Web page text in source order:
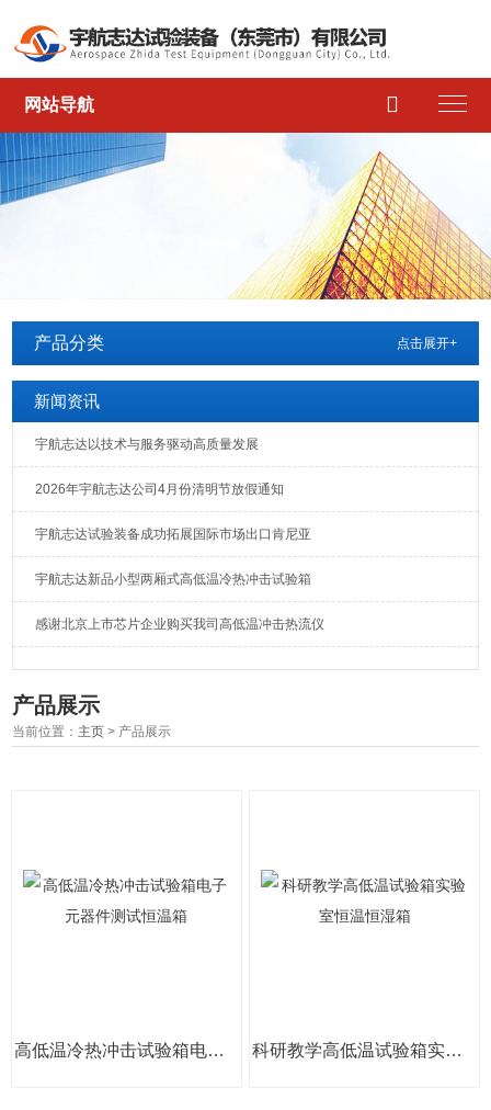
网站导航 
产品分类 点击展开+
新闻资讯
宇航志达以技术与服务驱动高质量发展
2026年宇航志达公司4月份清明节放假通知
宇航志达试验装备成功拓展国际市场出口肯尼亚
宇航志达新品小型两厢式高低温冷热冲击试验箱
感谢北京上市芯片企业购买我司高低温冲击热流仪
产品展示
当前位置： 主页 > 产品展示
高低温冷热冲击试验箱电子元器件测试恒温箱 科研教学高低温试验箱实验室恒温恒湿箱